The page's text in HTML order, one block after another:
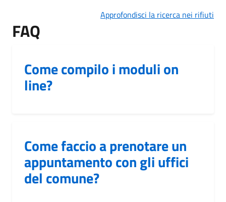
Approfondisci la ricerca nei rifiuti
FAQ
Come compilo i moduli on
line?
Come faccio a prenotare un
appuntamento con gli uffici
del comune?